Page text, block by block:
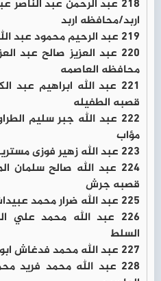
218 عبد الرحمن عبد
اربد/محافظه اربد
219 عبد الرحيم محمود عبد الله كافيه معان
220 عبد العزيز صالح عبد
محافظه العاصمه
221 عبد الله ابراهيم عبد
قصبه الطفيله
222 عبد الله جبر سليم
مؤاب
223 عبد الله زهير فوزى مستريحي لواء الكوره
224 عبد الله صالح
قصبه جرش
225 عبد الله ضرار محمد عبيدات بني كنانه
226 عبد الله محمد علي
السلط
227 عبد الله محمد فدغاش ابو دامس لواء الاغوار الشماليه
228 عبد الله محمد فريد